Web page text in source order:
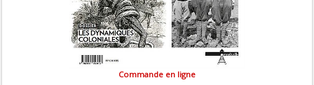
Commande en ligne